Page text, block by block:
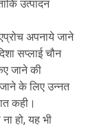
उत्पादन
अपनाये जाने
सप्लाई चौन
जाने की
के लिए उन्नत
कही।
हो, यह भी